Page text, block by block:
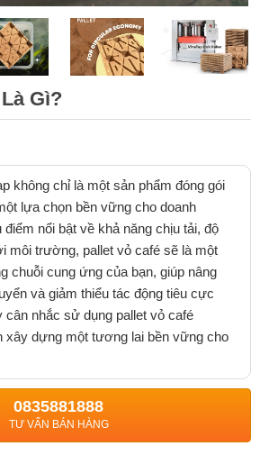
Gì?
không chỉ là một sản phẩm đóng gói
lựa chọn bền vững cho doanh
nổi bật về khả năng chịu tải, độ
môi trường, pallet vỏ café sẽ là một
chuỗi cung ứng của bạn, giúp nâng
và giảm thiểu tác động tiêu cực
nhắc sử dụng pallet vỏ café
xây dựng một tương lai bền vững cho
0835881888
TƯ VẤN BÁN HÀNG